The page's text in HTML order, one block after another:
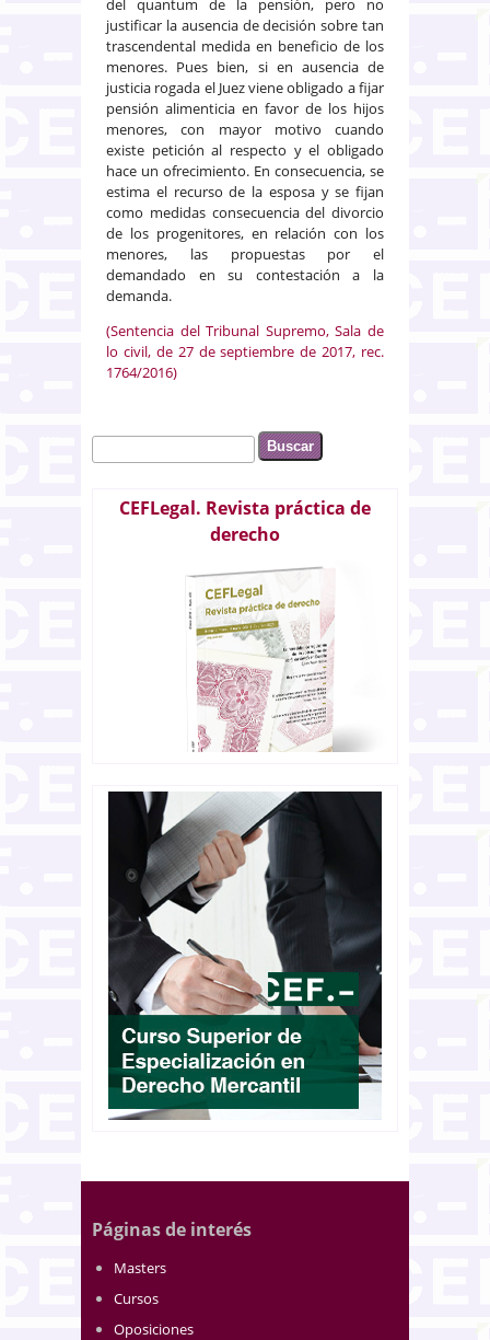
justificar la ausencia de decisión sobre tan
trascendental medida en beneficio de los
menores. Pues bien, si en ausencia de
justicia rogada el Juez viene obligado a fijar
pensión alimenticia en favor de los hijos
menores, con mayor motivo cuando
existe petición al respecto y el obligado
hace un ofrecimiento. En consecuencia, se
estima el recurso de la esposa y se fijan
como medidas consecuencia del divorcio
de los progenitores, en relación con los
menores, las propuestas por el
demandado en su contestación a la
demanda.
(Sentencia del Tribunal Supremo, Sala de
lo civil, de 27 de septiembre de 2017, rec.
1764/2016)
Formulario de búsqueda
Buscar
CEFLegal. Revista práctica de
derecho
Páginas de interés
Masters
Cursos
Oposiciones